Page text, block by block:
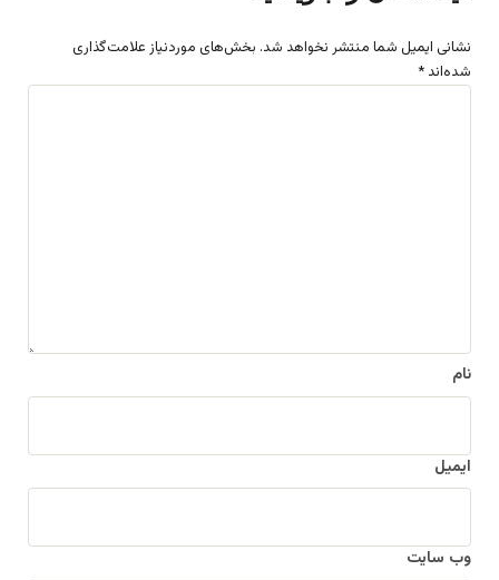
نشانی ایمیل شما منتشر نخواهد شد. بخش‌های موردنیاز علامت‌گذاری
شده‌اند *
نام
ایمیل
وب‌ سایت